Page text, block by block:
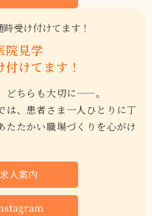
院見学
けてます！
どちらも大切に——。
は、患者さま一人ひとりに丁
たたかい職場づくりを心がけ
求人案内